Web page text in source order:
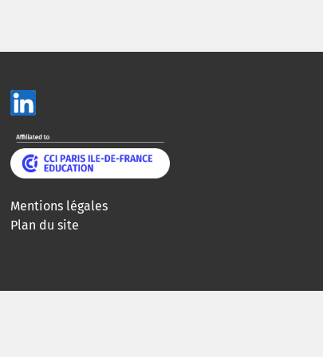
Mentions légales
Plan du site